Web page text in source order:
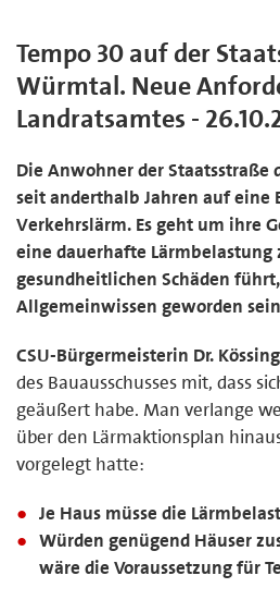
Tempo 30 auf der
Würmtal. Neue
Landratsamtes -
Die Anwohner der
seit anderthalb Jahren auf eine
Verkehrslärm. Es geht um ihre
eine dauerhafte Lärmbelastung
gesundheitlichen Schäden
Allgemeinwissen geworden
CSU-Bürgermeisterin Dr.
des Bauausschusses mit, dass
geäußert habe. Man verlange
über den Lärmaktionsplan
vorgelegt hatte:
Je Haus müsse die
Würden genügend Häuser
wäre die Voraussetzung für